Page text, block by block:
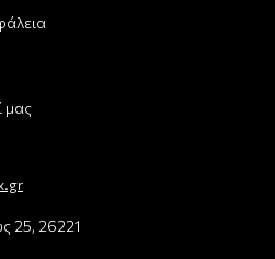
μας
25, 26221